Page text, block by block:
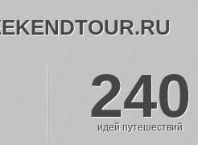
240
идей путешествий